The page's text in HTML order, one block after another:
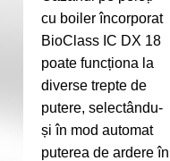
cu boiler încorporat
BioClass IC DX 18
poate funcționa la
diverse trepte de
putere, selectându-
și în mod automat
puterea de ardere în